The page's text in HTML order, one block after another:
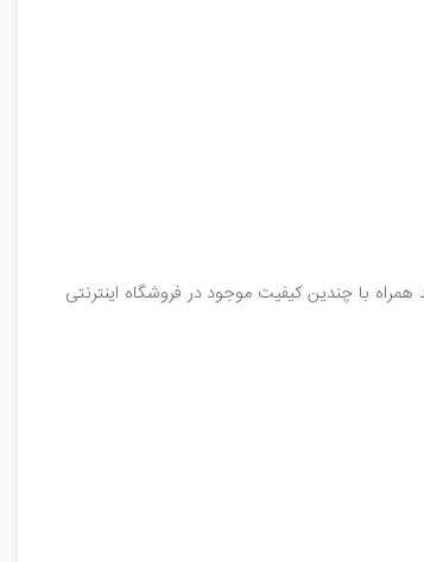
با چندین کیفیت موجود در فروشگاه اینترنتی